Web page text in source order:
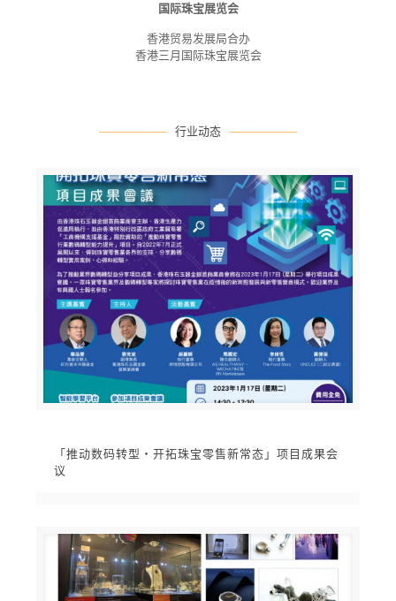
国际珠宝展览会
香港贸易发展局合办
香港三月国际珠宝展览会
行业动态
「推动数码转型‧开拓珠宝零售新常态」项目成果会
议